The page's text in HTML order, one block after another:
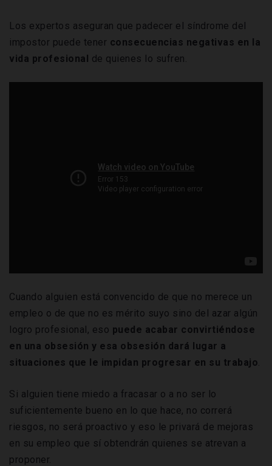
Los expertos aseguran que padecer el síndrome del
impostor puede tener consecuencias negativas en la
vida profesional de quienes lo sufren.
Cuando alguien está convencido de que no merece un
empleo o de que no es mérito suyo sino del azar algún
logro profesional, eso puede acabar convirtiéndose
en una obsesión y esa obsesión dará lugar a
situaciones que le impidan progresar en su trabajo.
Si alguien tiene miedo a fracasar o a no ser lo
suficientemente bueno en lo que hace, no correrá
riesgos, no será proactivo y eso le privará de mejoras
en su empleo que sí obtendrán quienes se atrevan a
proponer.